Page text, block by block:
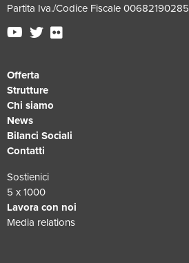
Partita Iva./Codice Fiscale 00682190285
Offerta
Strutture
Chi siamo
News
Bilanci Sociali
Contatti
Sostienici
5 x 1000
Lavora con noi
Media relations